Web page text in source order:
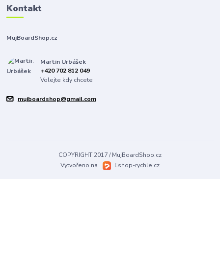
Kontakt
MujBoardShop.cz
Martin Urbášek
+420 702 812 049
Volejte kdy chcete
mujboardshop@gmail.com
COPYRIGHT 2017 / MujBoardShop.cz
Vytvořeno na
Eshop-rychle.cz